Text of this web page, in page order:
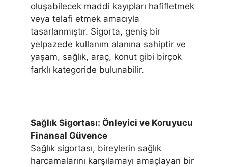
oluşabilecek maddi kayıpları hafifletmek
veya telafi etmek amacıyla
tasarlanmıştır. Sigorta, geniş bir
yelpazede kullanım alanına sahiptir ve
yaşam, sağlık, araç, konut gibi birçok
farklı kategoride bulunabilir.
Sağlık Sigortası: Önleyici ve Koruyucu
Finansal Güvence
Sağlık sigortası, bireylerin sağlık
harcamalarını karşılamayı amaçlayan bir